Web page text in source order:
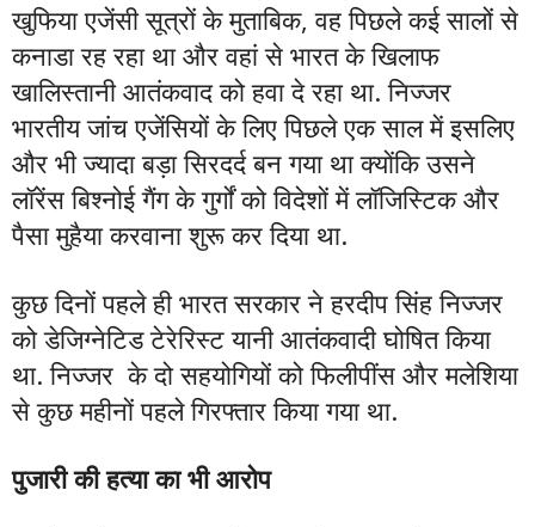
खुफिया एजेंसी सूत्रों के मुताबिक, वह पिछले कई सालों से
कनाडा रह रहा था और वहां से भारत के खिलाफ
खालिस्तानी आतंकवाद को हवा दे रहा था. निज्जर
भारतीय जांच एजेंसियों के लिए पिछले एक साल में इसलिए
और भी ज्यादा बड़ा सिरदर्द बन गया था क्योंकि उसने
लॉरेंस बिश्नोई गैंग के गुर्गों को विदेशों में लॉजिस्टिक और
पैसा मुहैया करवाना शुरू कर दिया था.
कुछ दिनों पहले ही भारत सरकार ने हरदीप सिंह निज्जर
को डेजिग्नेटिड टेरेरिस्ट यानी आतंकवादी घोषित किया
था. निज्जर के दो सहयोगियों को फिलीपींस और मलेशिया
से कुछ महीनों पहले गिरफ्तार किया गया था.
पुजारी की हत्या का भी आरोप